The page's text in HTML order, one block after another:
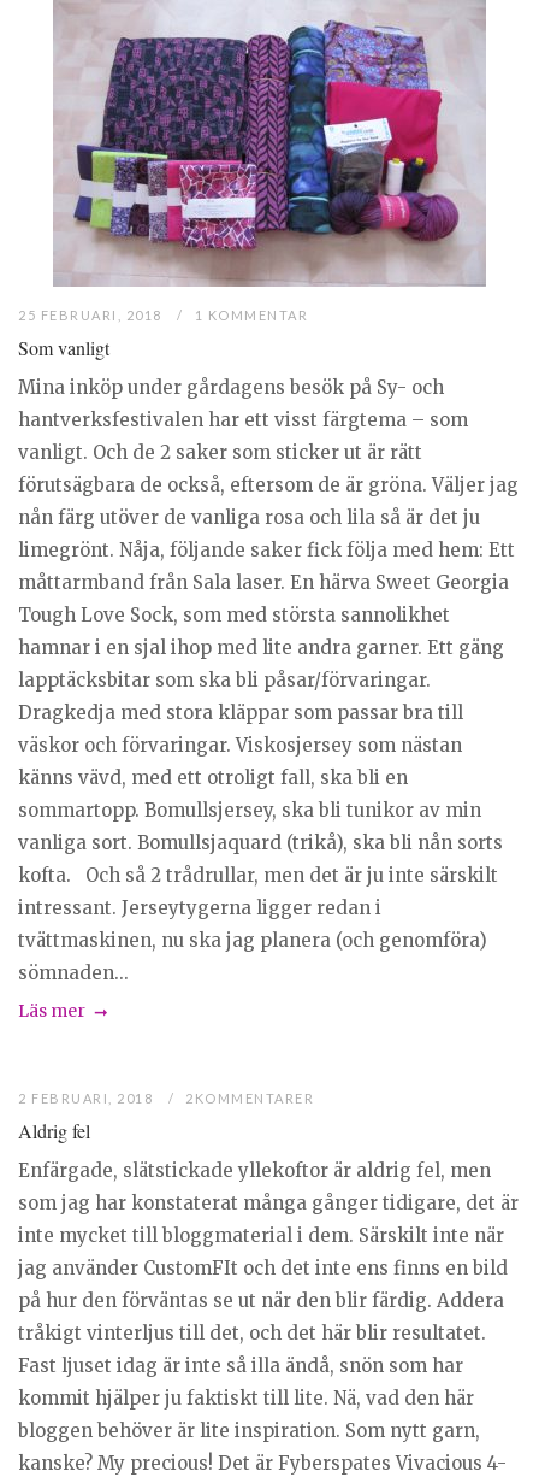
25 FEBRUARI, 2018 1 KOMMENTAR
Som vanligt
Mina inköp under gårdagens besök på Sy- och
hantverksfestivalen har ett visst färgtema – som
vanligt. Och de 2 saker som sticker ut är rätt
förutsägbara de också, eftersom de är gröna. Väljer jag
nån färg utöver de vanliga rosa och lila så är det ju
limegrönt. Nåja, följande saker fick följa med hem: Ett
måttarmband från Sala laser. En härva Sweet Georgia
Tough Love Sock, som med största sannolikhet
hamnar i en sjal ihop med lite andra garner. Ett gäng
lapptäcksbitar som ska bli påsar/förvaringar.
Dragkedja med stora kläppar som passar bra till
väskor och förvaringar. Viskosjersey som nästan
känns vävd, med ett otroligt fall, ska bli en
sommartopp. Bomullsjersey, ska bli tunikor av min
vanliga sort. Bomullsjaquard (trikå), ska bli nån sorts
kofta. Och så 2 trådrullar, men det är ju inte särskilt
intressant. Jerseytygerna ligger redan i
tvättmaskinen, nu ska jag planera (och genomföra)
sömnaden...
Läs mer
2 FEBRUARI, 2018 2KOMMENTARER
Aldrig fel
Enfärgade, slätstickade yllekoftor är aldrig fel, men
som jag har konstaterat många gånger tidigare, det är
inte mycket till bloggmaterial i dem. Särskilt inte när
jag använder CustomFIt och det inte ens finns en bild
på hur den förväntas se ut när den blir färdig. Addera
tråkigt vinterljus till det, och det här blir resultatet.
Fast ljuset idag är inte så illa ändå, snön som har
kommit hjälper ju faktiskt till lite. Nä, vad den här
bloggen behöver är lite inspiration. Som nytt garn,
kanske? My precious! Det är Fyberspates Vivacious 4-